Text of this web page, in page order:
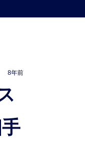
8年前